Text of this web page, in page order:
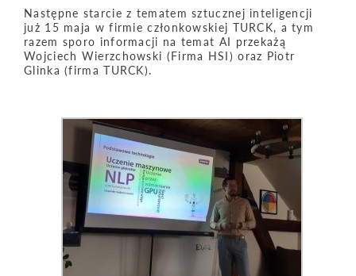
Następne starcie z tematem sztucznej inteligencji
już 15 maja w firmie członkowskiej TURCK, a tym
razem sporo informacji na temat AI przekażą
Wojciech Wierzchowski (Firma HSI) oraz Piotr
Glinka (firma TURCK).